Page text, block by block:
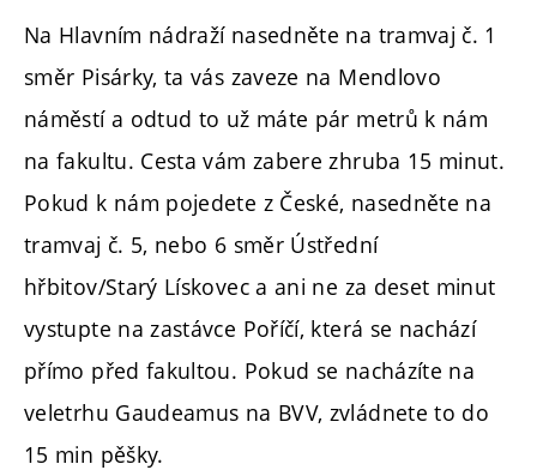
Na Hlavním nádraží nasedněte na tramvaj č. 1
směr Pisárky, ta vás zaveze na Mendlovo
náměstí a odtud to už máte pár metrů k nám
na fakultu. Cesta vám zabere zhruba 15 minut.
Pokud k nám pojedete z České, nasedněte na
tramvaj č. 5, nebo 6 směr Ústřední
hřbitov/Starý Lískovec a ani ne za deset minut
vystupte na zastávce Poříčí, která se nachází
přímo před fakultou. Pokud se nacházíte na
veletrhu Gaudeamus na BVV, zvládnete to do
15 min pěšky.